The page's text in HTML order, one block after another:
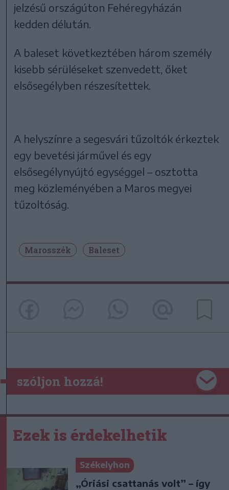
jelzésű országúton Fehéregyházán
kedden délután.
A baleset következtében három személy
kisebb sérüléseket szenvedett, őket
elsősegélyben részesítettek.
A helyszínre a segesvári tűzoltók érkeztek
egy bevetési járművel és egy
elsősegélynyújtó egységgel – osztotta
meg közleményében a Maros megyei
tűzoltóság.
Marosszék Baleset
szóljon hozzá!
Ezek is érdekelhetik
Székelyhon
„Óriási csattanás volt” – így